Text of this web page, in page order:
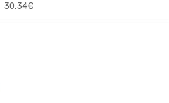
30,34€